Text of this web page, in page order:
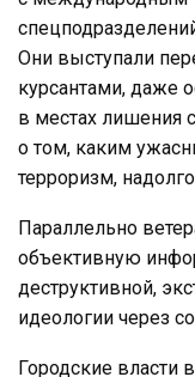
Они выступали
курсантами, даже
в местах лишения
о том, каким
терроризм,
Параллельно
объективную
деструктивной,
идеологии через
Городские